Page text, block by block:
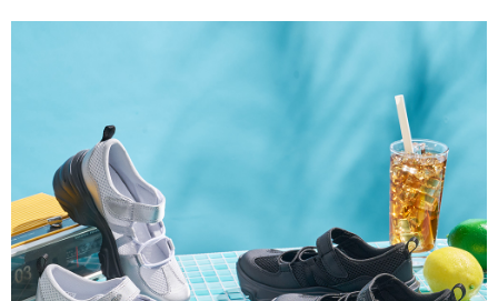
２．便利：只要手機號碼，簡訊認證，即可結帳。
１．於結帳方式選擇「AFTEE先享後付」後，將跳轉至「AFTEE先享後付」
２．訂單成立數日內，您將收到繳費通知簡訊。
３．收到繳費通知簡訊後14天內，點擊此簡訊中的連結，可透過四大超商／
ATM／網路銀行／等多元方式進行付款，方視為交易完成。
※ 請注意：結帳手續完成當下不需立刻繳費，但若您需要取消訂單，請聯絡
購買商品的店家。未經商家同意取消之訂單仍視為有效，需透過AFTEE先享
後付繳納相關費用。
※ 交易是否成功請以「AFTEE先享後付 」之結帳頁面顯示為準，若有關於
是否繳費成功／繳費後需取消欲退款等相關疑問，請聯繫「AFTEE先享後付
客戶支援中心」https://netprotections.freshdesk.com/support/home
每筆NT$80，滿NT$1,000(含以上)免運費
7-11取貨
每筆NT$80，滿NT$1,000(含以上)免運費
宅配
每筆NT$80，滿NT$1,000(含以上)免運費